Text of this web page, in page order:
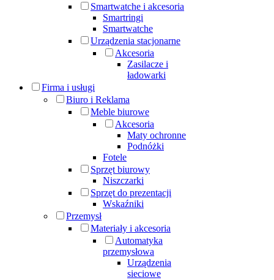
Smartwatche i akcesoria
Smartringi
Smartwatche
Urządzenia stacjonarne
Akcesoria
Zasilacze i
ładowarki
Firma i usługi
Biuro i Reklama
Meble biurowe
Akcesoria
Maty ochronne
Podnóżki
Fotele
Sprzęt biurowy
Niszczarki
Sprzęt do prezentacji
Wskaźniki
Przemysł
Materiały i akcesoria
Automatyka
przemysłowa
Urządzenia
sieciowe